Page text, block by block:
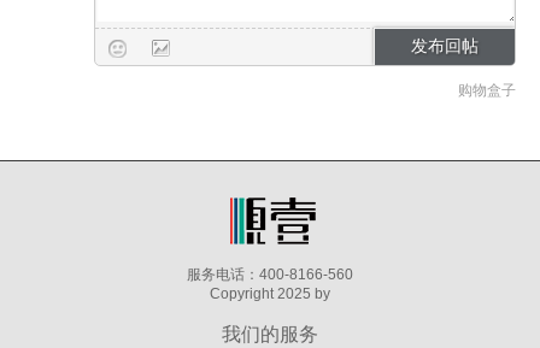
购物盒子
服务电话：400-8166-560
Copyright 2025 by
我们的服务